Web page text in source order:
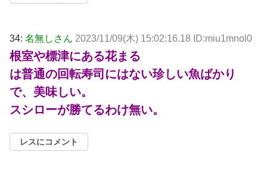
34: 名無しさん 2023/11/09(木) 15:02:16.18 ID:miu1mnol0
根室や標津にある花まる
は普通の回転寿司にはない珍しい魚ばかり
で、美味しい。
スシローが勝てるわけ無い。
レスにコメント